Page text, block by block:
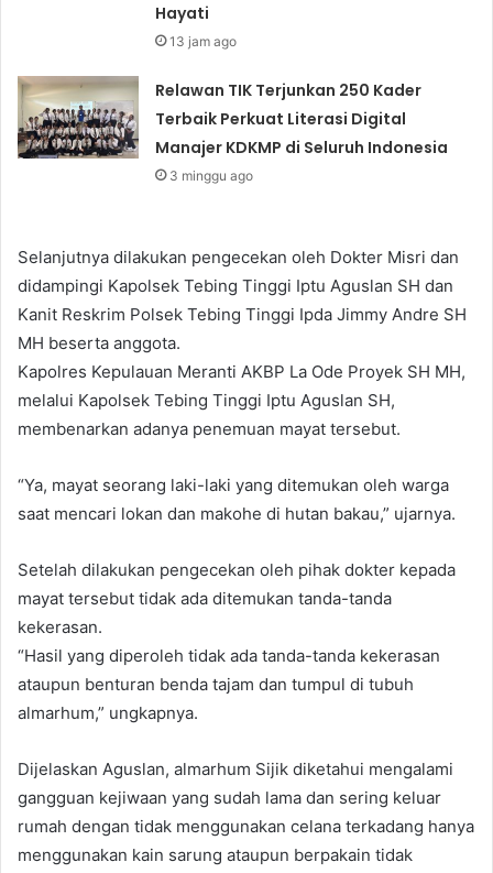
Hayati
13 jam ago
Relawan TIK Terjunkan 250 Kader
Terbaik Perkuat Literasi Digital
Manajer KDKMP di Seluruh Indonesia
3 minggu ago
Selanjutnya dilakukan pengecekan oleh Dokter Misri dan
didampingi Kapolsek Tebing Tinggi Iptu Aguslan SH dan
Kanit Reskrim Polsek Tebing Tinggi Ipda Jimmy Andre SH
MH beserta anggota.
Kapolres Kepulauan Meranti AKBP La Ode Proyek SH MH,
melalui Kapolsek Tebing Tinggi Iptu Aguslan SH,
membenarkan adanya penemuan mayat tersebut.
“Ya, mayat seorang laki-laki yang ditemukan oleh warga
saat mencari lokan dan makohe di hutan bakau,” ujarnya.
Setelah dilakukan pengecekan oleh pihak dokter kepada
mayat tersebut tidak ada ditemukan tanda-tanda
kekerasan.
“Hasil yang diperoleh tidak ada tanda-tanda kekerasan
ataupun benturan benda tajam dan tumpul di tubuh
almarhum,” ungkapnya.
Dijelaskan Aguslan, almarhum Sijik diketahui mengalami
gangguan kejiwaan yang sudah lama dan sering keluar
rumah dengan tidak menggunakan celana terkadang hanya
menggunakan kain sarung ataupun berpakain tidak